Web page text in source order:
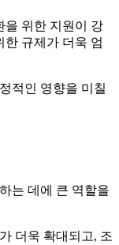
을 위한 지원이 강
한 규제가 더욱 엄
적인 영향을 미칠
는 데에 큰 역할을
더욱 확대되고, 조